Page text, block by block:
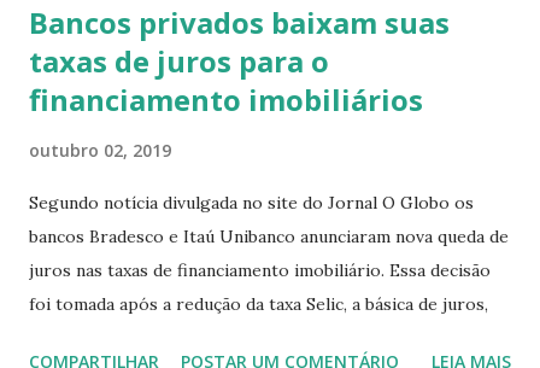
Bancos privados baixam suas
taxas de juros para o
financiamento imobiliários
outubro 02, 2019
Segundo notícia divulgada no site do Jornal O Globo os
bancos Bradesco e Itaú Unibanco anunciaram nova queda de
juros nas taxas de financiamento imobiliário. Essa decisão
foi tomada após a redução da taxa Selic, a básica de juros,
COMPARTILHAR POSTAR UM COMENTÁRIO LEIA MAIS